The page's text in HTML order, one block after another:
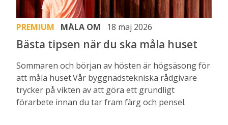
PREMIUM MÅLA OM 18 maj 2026
Bästa tipsen när du ska måla huset
Sommaren och början av hösten är högsäsong för
att måla huset.Vår byggnadstekniska rådgivare
trycker på vikten av att göra ett grundligt
förarbete innan du tar fram färg och pensel.